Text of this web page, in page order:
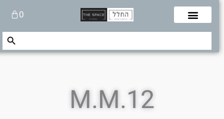
0עגלת
קניות
Search
Search Button
M.M.12